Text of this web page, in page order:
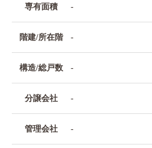
専有面積 -
階建/所在階 -
構造/総戸数 -
分譲会社 -
管理会社 -